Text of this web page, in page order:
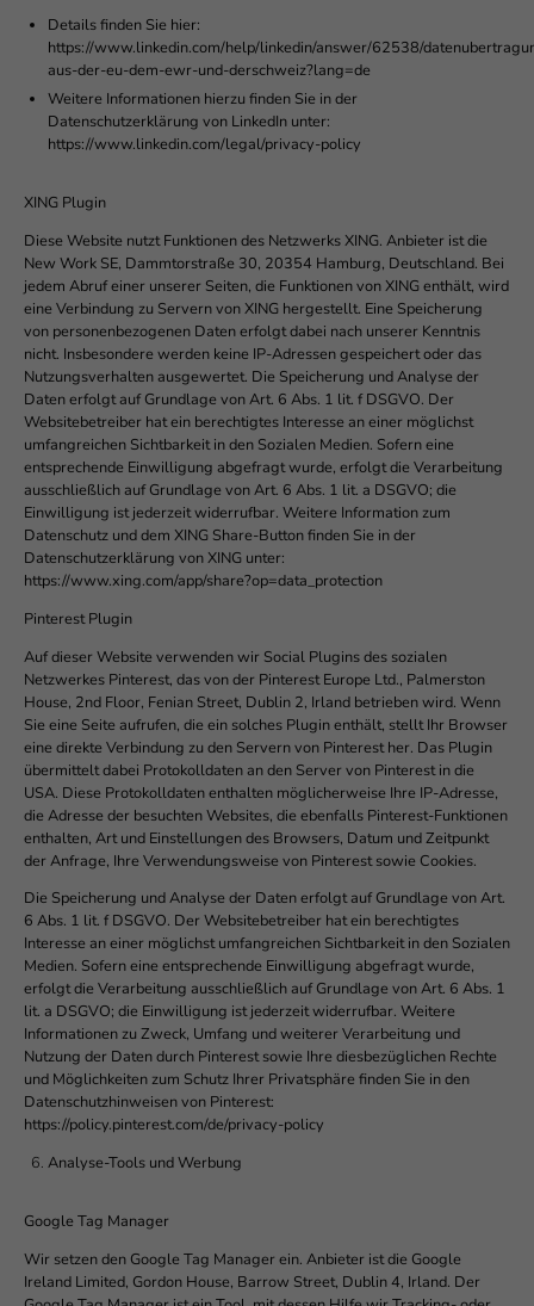
Details finden Sie hier:
https://www.linkedin.com/help/linkedin/answer/62538/
aus-der-eu-dem-ewr-und-derschweiz?lang=de
Weitere Informationen hierzu finden Sie in der
Datenschutzerklärung von LinkedIn unter:
https://www.linkedin.com/legal/privacy-policy
XING Plugin
Diese Website nutzt Funktionen des Netzwerks XING. Anbieter ist die
New Work SE, Dammtorstraße 30, 20354 Hamburg, Deutschland. Bei
jedem Abruf einer unserer Seiten, die Funktionen von XING enthält, wird
eine Verbindung zu Servern von XING hergestellt. Eine Speicherung
von personenbezogenen Daten erfolgt dabei nach unserer Kenntnis
nicht. Insbesondere werden keine IP-Adressen gespeichert oder das
Nutzungsverhalten ausgewertet. Die Speicherung und Analyse der
Daten erfolgt auf Grundlage von Art. 6 Abs. 1 lit. f DSGVO. Der
Websitebetreiber hat ein berechtigtes Interesse an einer möglichst
umfangreichen Sichtbarkeit in den Sozialen Medien. Sofern eine
entsprechende Einwilligung abgefragt wurde, erfolgt die Verarbeitung
ausschließlich auf Grundlage von Art. 6 Abs. 1 lit. a DSGVO; die
Einwilligung ist jederzeit widerrufbar. Weitere Information zum
Datenschutz und dem XING Share-Button finden Sie in der
Datenschutzerklärung von XING unter:
https://www.xing.com/app/share?op=data_protection
Pinterest Plugin
Auf dieser Website verwenden wir Social Plugins des sozialen
Netzwerkes Pinterest, das von der Pinterest Europe Ltd., Palmerston
House, 2nd Floor, Fenian Street, Dublin 2, Irland betrieben wird. Wenn
Sie eine Seite aufrufen, die ein solches Plugin enthält, stellt Ihr Browser
eine direkte Verbindung zu den Servern von Pinterest her. Das Plugin
übermittelt dabei Protokolldaten an den Server von Pinterest in die
USA. Diese Protokolldaten enthalten möglicherweise Ihre IP-Adresse,
die Adresse der besuchten Websites, die ebenfalls Pinterest-Funktionen
enthalten, Art und Einstellungen des Browsers, Datum und Zeitpunkt
der Anfrage, Ihre Verwendungsweise von Pinterest sowie Cookies.
Die Speicherung und Analyse der Daten erfolgt auf Grundlage von Art.
6 Abs. 1 lit. f DSGVO. Der Websitebetreiber hat ein berechtigtes
Interesse an einer möglichst umfangreichen Sichtbarkeit in den Sozialen
Medien. Sofern eine entsprechende Einwilligung abgefragt wurde,
erfolgt die Verarbeitung ausschließlich auf Grundlage von Art. 6 Abs. 1
lit. a DSGVO; die Einwilligung ist jederzeit widerrufbar. Weitere
Informationen zu Zweck, Umfang und weiterer Verarbeitung und
Nutzung der Daten durch Pinterest sowie Ihre diesbezüglichen Rechte
und Möglichkeiten zum Schutz Ihrer Privatsphäre finden Sie in den
Datenschutzhinweisen von Pinterest:
https://policy.pinterest.com/de/privacy-policy
Analyse-Tools und Werbung
Google Tag Manager
Wir setzen den Google Tag Manager ein. Anbieter ist die Google
Ireland Limited, Gordon House, Barrow Street, Dublin 4, Irland. Der